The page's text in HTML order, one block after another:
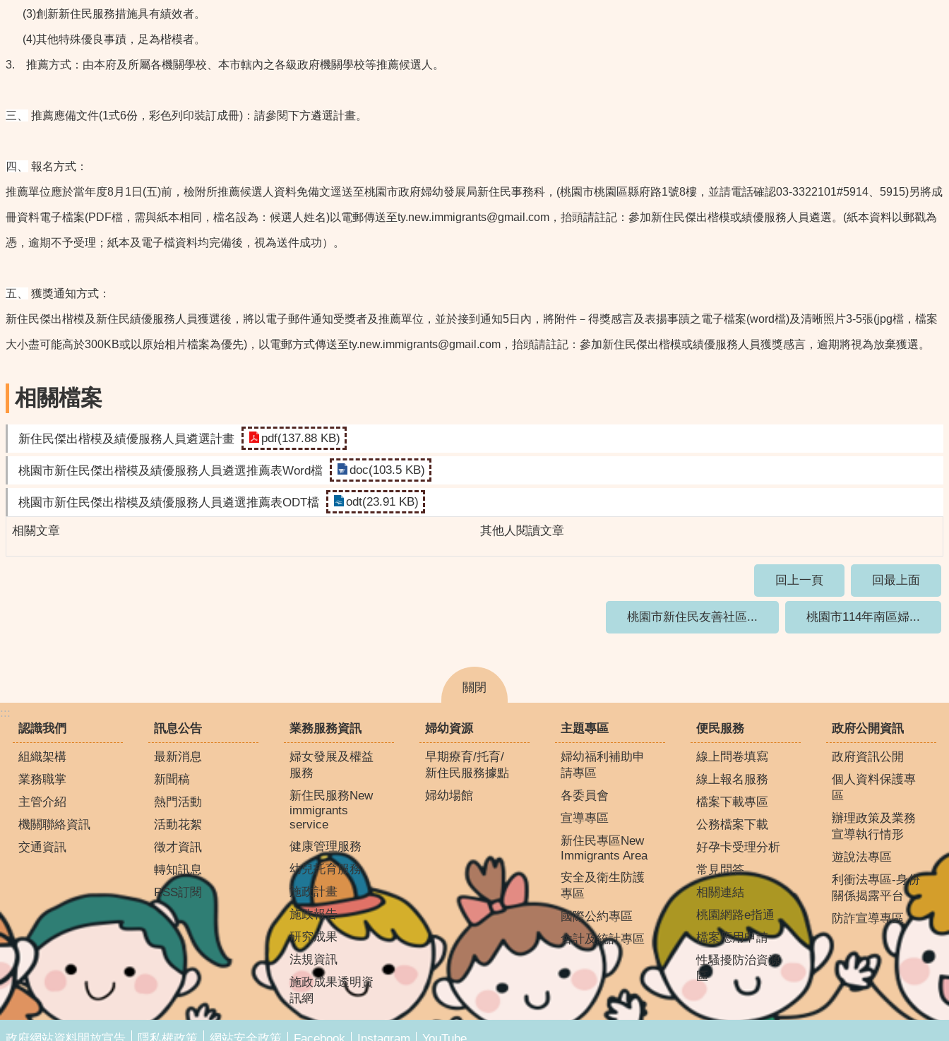
(3)創新新住民服務措施具有績效者。
(4)其他特殊優良事蹟，足為楷模者。
3. 推薦方式：由本府及所屬各機關學校、本市轄內之各級政府機關學校等推薦候選人。
三、 推薦應備文件(1式6份，彩色列印裝訂成冊)：請參閱下方遴選計畫。
四 、 報名方式：
推薦單位應於當年度8月1日(五)前，檢附所推薦候選人資料免備文逕送至桃園市政府婦幼發展局新住民事務科，(桃園市桃園區縣府路1號8樓，並請電話確認03-3322101#5914、5915)另將成
冊資料電子檔案(PDF檔，需與紙本相同，檔名設為：候選人姓名)以電郵傳送至ty.new.immigrants@gmail.com，抬頭請註記：參加新住民傑出楷模或績優服務人員遴選。(紙本資料以郵戳為
憑，逾期不予受理；紙本及電子檔資料均完備後，視為送件成功）。
五、 獲獎通知方式：
新住民傑出楷模及新住民績優服務人員獲選後，將以電子郵件通知受獎者及推薦單位，並於接到通知5日內，將附件－得獎感言及表揚事蹟之電子檔案(word檔)及清晰照片3-5張(jpg檔，檔案
大小盡可能高於300KB或以原始相片檔案為優先)，以電郵方式傳送至ty.new.immigrants@gmail.com，抬頭請註記：參加新住民傑出楷模或績優服務人員獲獎感言，逾期將視為放棄獲選。
相關檔案
新住民傑出楷模及績優服務人員遴選計畫 pdf(137.88 KB)
桃園市新住民傑出楷模及績優服務人員遴選推薦表Word檔 doc(103.5 KB)
桃園市新住民傑出楷模及績優服務人員遴選推薦表ODT檔 odt(23.91 KB)
相關文章 其他人閱讀文章
回上一頁 回最上面
桃園市新住民友善社區... 桃園市114年南區婦...
關閉
:::
認識我們
組織架構
業務職掌
主管介紹
機關聯絡資訊
交通資訊
訊息公告
最新消息
新聞稿
熱門活動
活動花絮
徵才資訊
轉知訊息
RSS訂閱
業務服務資訊
婦女發展及權益
服務
新住民服務New
immigrants
service
健康管理服務
幼兒托育服務
施政計畫
施政報告
研究成果
法規資訊
施政成果透明資
訊網
婦幼資源
早期療育/托育/
新住民服務據點
婦幼場館
主題專區
婦幼福利補助申
請專區
各委員會
宣導專區
新住民專區New
Immigrants Area
安全及衛生防護
專區
國際公約專區
會計及統計專區
便民服務
線上問卷填寫
線上報名服務
檔案下載專區
公務檔案下載
好孕卡受理分析
常見問答
相關連結
桃園網路e指通
檔案應用申請
性騷擾防治資源
區
政府公開資訊
政府資訊公開
個人資料保護專
區
辦理政策及業務
宣導執行情形
遊說法專區
利衝法專區-身份
關係揭露平台
防詐宣導專區